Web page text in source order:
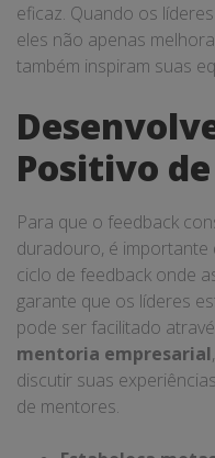
eficaz. Quando os
eles não apenas
também inspiram suas
Positivo
Para que o feedback
duradouro, é importante
ciclo de feedback onde
garante que os líderes
pode ser facilitado
mentoria empresarial
discutir suas
de mentores.